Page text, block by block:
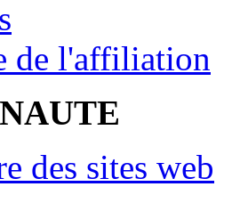
de l'affiliation
des sites web